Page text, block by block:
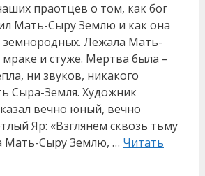
праотцев о том, как бог
Мать-Сыру Землю и как она
земнородных. Лежала Мать-
и стуже. Мертва была –
ни звуков, никакого
Сыра-Земля. Художник
вечно юный, вечно
Яр: «Взглянем сквозь тьму
Мать-Сыру Землю, … Читать